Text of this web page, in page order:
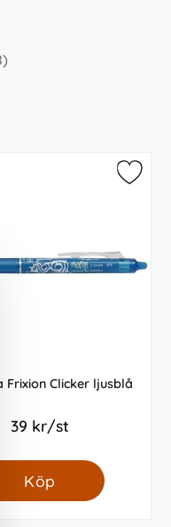
Frixion Clicker ljusblå
39 kr/st
Köp